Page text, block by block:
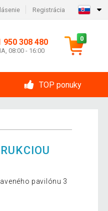
Registrácia
950 308 480
08:00 - 16:00
0
TOP ponuky
pavilónu 3